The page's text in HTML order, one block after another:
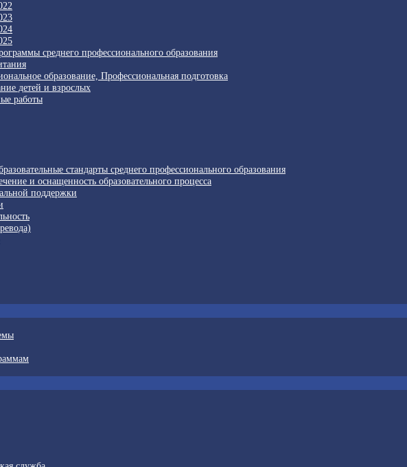
среднего профессионального образования
образование, Профессиональная подготовка
детей и взрослых
работы
стандарты среднего профессионального образования
и оснащенность образовательного процесса
поддержки